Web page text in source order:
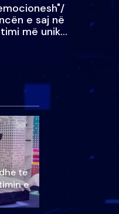
e saj në
më unik…
të
e